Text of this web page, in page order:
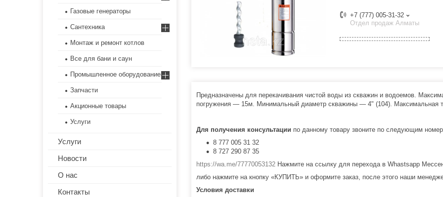
+7 (777) 005-31-32
Отдел продаж Алматы
Предназначены для перекачивания чистой воды из скважин и водоемов.
погружения — 15м. Минимальный диаметр скважины — 4" (104). Максимальная
Для получения консультации по данному товару звоните по следующим
8 777 005 31 32
8 727 290 87 35
https://wa.me/77770053132 Нажмите на ссылку для перехода в Whastsapp
либо нажмите на кнопку «КУПИТЬ» и оформите заказ, после этого наши
Условия доставки
Газовые генераторы
Сантехника
Монтаж и ремонт котлов
Все для бани и саун
Промышленное оборудование
Запчасти
Акционные товары
Услуги
Услуги
Новости
О нас
Контакты